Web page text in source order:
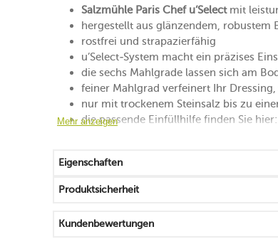
Salzmühle Paris Chef u‘Selectmit
hergestellt aus glänzendem, robustem
rostfrei und strapazierfähig
u’Select-System macht ein präzises
die sechs Mahlgrade lassen sich am
feiner Mahlgrad verfeinert Ihr
nur mit trockenem Steinsalz bis zu
die passende Einfüllhilfe finden Sie hier:
Made in France
Mehr anzeigen
Eigenschaften
Produktsicherheit
Kundenbewertungen